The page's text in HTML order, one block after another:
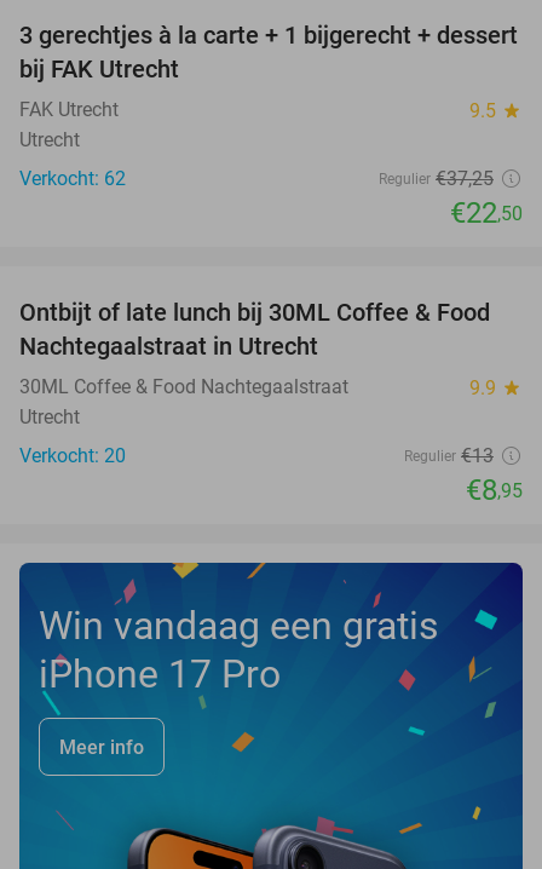
40%
3 gerechtjes à la carte + 1 bijgerecht + dessert
bij FAK Utrecht
FAK Utrecht 9.5 star
Utrecht
Verkocht: 62
Regulier €37,25
€22,50
31%
NEW
TODAY
Ontbijt of late lunch bij 30ML Coffee & Food
Nachtegaalstraat in Utrecht
30ML Coffee & Food Nachtegaalstraat 9.9 star
Utrecht
Verkocht: 20
Regulier €13
€8,95
Win vandaag een gratis
iPhone 17 Pro
Meer info